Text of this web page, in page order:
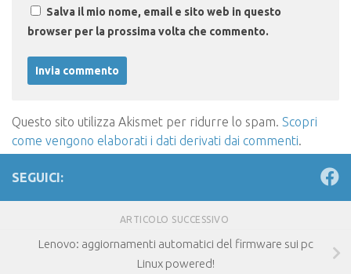
Salva il mio nome, email e sito web in questo
browser per la prossima volta che commento.
Questo sito utilizza Akismet per ridurre lo spam. Scopri
come vengono elaborati i dati derivati dai commenti.
SEGUICI:
ARTICOLO SUCCESSIVO
Lenovo: aggiornamenti automatici del firmware sui pc
Linux powered!